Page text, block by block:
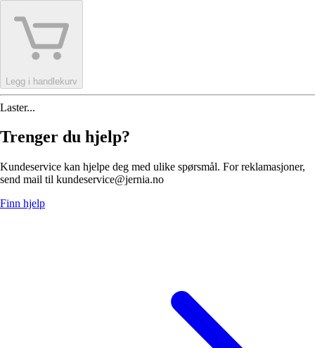
Legg i handlekurv
Laster...
Trenger du hjelp?
Kundeservice kan hjelpe deg med ulike spørsmål. For reklamasjoner,
send mail til kundeservice@jernia.no
Finn hjelp